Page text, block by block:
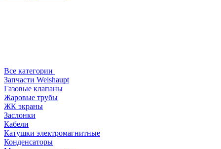
Все категории
Запчасти Weishaupt
Газовые клапаны
Жаровые трубы
ЖК экраны
Заслонки
Кабели
Катушки электромагнитные
Конденсаторы